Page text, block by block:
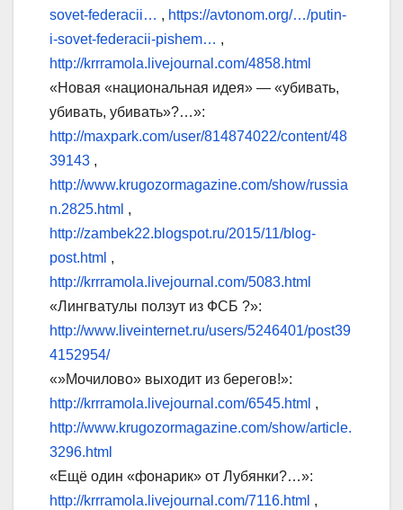
sovet-federacii… , https://avtonom.org/…/putin-
i-sovet-federacii-pishem… ,
http://krrramola.livejournal.com/4858.html
«Новая «национальная идея» — «убивать,
убивать, убивать»?…»:
http://maxpark.com/user/814874022/content/48
39143 ,
http://www.krugozormagazine.com/show/russia
n.2825.html ,
http://zambek22.blogspot.ru/2015/11/blog-
post.html ,
http://krrramola.livejournal.com/5083.html
«Лингватулы ползут из ФСБ ?»:
http://www.liveinternet.ru/users/5246401/post39
4152954/
«»Мочилово» выходит из берегов!»:
http://krrramola.livejournal.com/6545.html ,
http://www.krugozormagazine.com/show/article.
3296.html
«Ещё один «фонарик» от Лубянки?…»:
http://krrramola.livejournal.com/7116.html ,